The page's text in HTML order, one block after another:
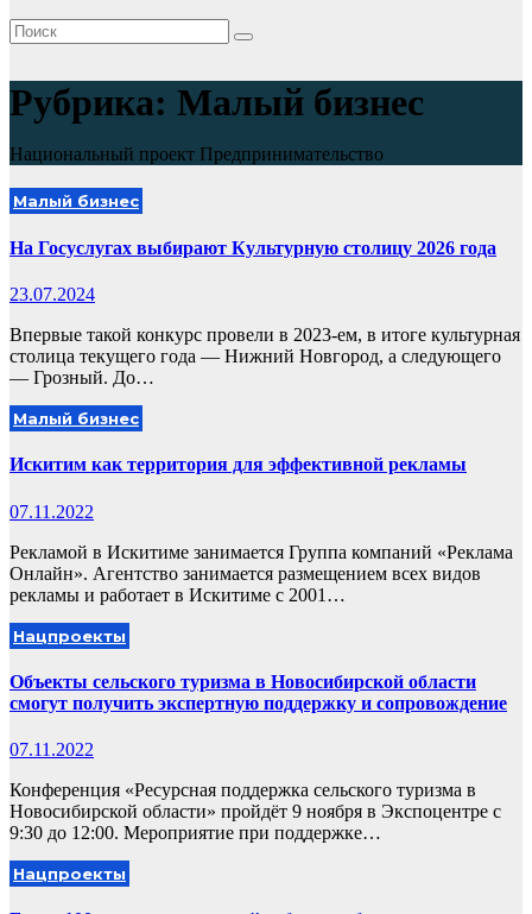
Рубрика: Малый бизнес
Национальный проект Предпринимательство
Малый бизнес
На Госуслугах выбирают Культурную столицу 2026 года
23.07.2024
Впервые такой конкурс провели в 2023-ем, в итоге культурная
столица текущего года — Нижний Новгород, а следующего
— Грозный. До…
Малый бизнес
Искитим как территория для эффективной рекламы
07.11.2022
Рекламой в Искитиме занимается Группа компаний «Реклама
Онлайн». Агентство занимается размещением всех видов
рекламы и работает в Искитиме с 2001…
Нацпроекты
Объекты сельского туризма в Новосибирской области
смогут получить экспертную поддержку и сопровождение
07.11.2022
Конференция «Ресурсная поддержка сельского туризма в
Новосибирской области» пройдёт 9 ноября в Экспоцентре с
9:30 до 12:00. Мероприятие при поддержке…
Нацпроекты